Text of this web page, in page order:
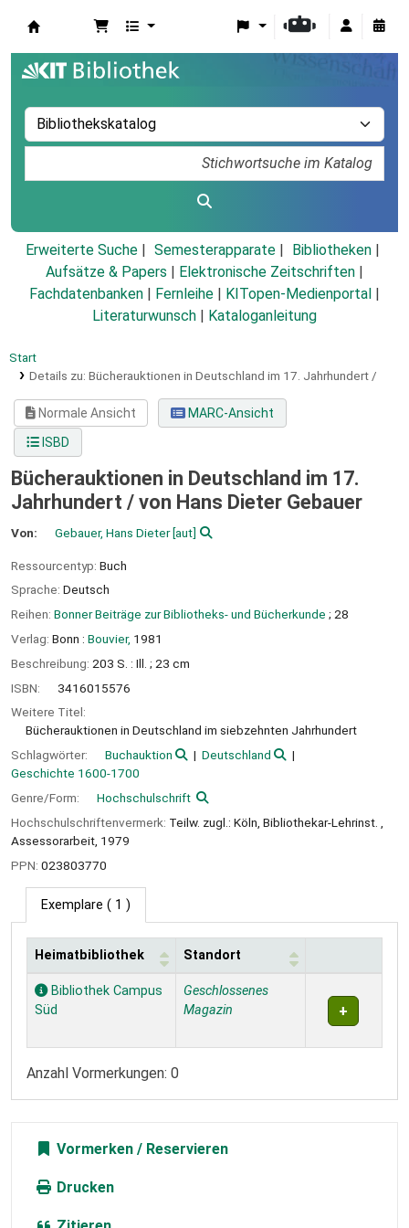
Erweiterte Suche Semesterapparate
Bibliotheken
Aufsätze & Papers
Elektronische Zeitschriften
Fachdatenbanken
Fernleihe KITopen-Medienportal
Literaturwunsch
Kataloganleitung
Start
Details zu: Bücherauktionen in Deutschland im 17. Jahrhundert /
Normale Ansicht
MARC-Ansicht
ISBD
Bücherauktionen in Deutschland im 17.
Jahrhundert / von Hans Dieter Gebauer
Von: Gebauer, Hans Dieter[aut]
Ressourcentyp: Buch
Sprache: Deutsch
Reihen: Bonner Beiträge zur Bibliotheks- und Bücherkunde ; 28
Verlag: Bonn : Bouvier, 1981
Beschreibung: 203 S. : Ill. ; 23 cm
ISBN:
3416015576
Weitere Titel:
Bücherauktionen in Deutschland im siebzehnten Jahrhundert
Schlagwörter:
Buchauktion
Deutschland
Geschichte 1600-1700
Genre/Form:
Hochschulschrift
Hochschulschriftenvermerk: Teilw. zugl.: Köln, Bibliothekar-Lehrinst. ,
Assessorarbeit, 1979
PPN: 023803770
Exemplare ( 1 )
Exemplare
Heimatbibliothek Standort
Bibliothek Campus
Süd
Geschlossenes
Magazin
Anzahl Vormerkungen: 0
Vormerken
Drucken